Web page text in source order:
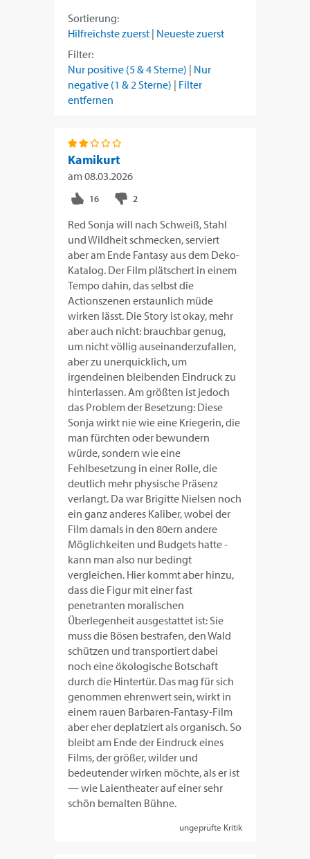
Sortierung:
Hilfreichste zuerst | Neueste zuerst
Filter:
Nur positive (5 & 4 Sterne) | Nur
negative (1 & 2 Sterne) | Filter
entfernen
Kamikurt
am08.03.2026
Red Sonja will nach Schweiß, Stahl
und Wildheit schmecken, serviert
aber am Ende Fantasy aus dem Deko-
Katalog. Der Film plätschert in einem
Tempo dahin, das selbst die
Actionszenen erstaunlich müde
wirken lässt. Die Story ist okay, mehr
aber auch nicht: brauchbar genug,
um nicht völlig auseinanderzufallen,
aber zu unerquicklich, um
irgendeinen bleibenden Eindruck zu
hinterlassen. Am größten ist jedoch
das Problem der Besetzung: Diese
Sonja wirkt nie wie eine Kriegerin, die
man fürchten oder bewundern
würde, sondern wie eine
Fehlbesetzung in einer Rolle, die
deutlich mehr physische Präsenz
verlangt. Da war Brigitte Nielsen noch
ein ganz anderes Kaliber, wobei der
Film damals in den 80ern andere
Möglichkeiten und Budgets hatte -
kann man also nur bedingt
vergleichen. Hier kommt aber hinzu,
dass die Figur mit einer fast
penetranten moralischen
Überlegenheit ausgestattet ist: Sie
muss die Bösen bestrafen, den Wald
schützen und transportiert dabei
noch eine ökologische Botschaft
durch die Hintertür. Das mag für sich
genommen ehrenwert sein, wirkt in
einem rauen Barbaren-Fantasy-Film
aber eher deplatziert als organisch. So
bleibt am Ende der Eindruck eines
Films, der größer, wilder und
bedeutender wirken möchte, als er ist
— wie Laientheater auf einer sehr
schön bemalten Bühne.
ungeprüfte Kritik